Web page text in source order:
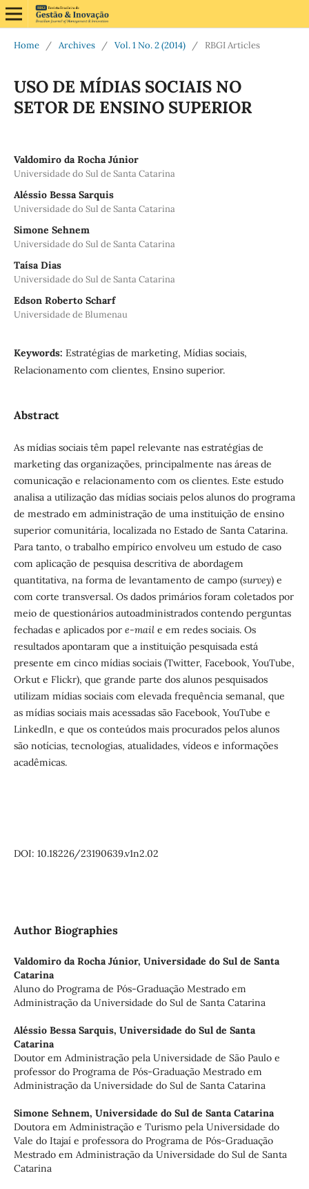
Home / Archives / Vol. 1 No. 2 (2014) / RBGI Articles
USO DE MÍDIAS SOCIAIS NO
SETOR DE ENSINO SUPERIOR
Valdomiro da Rocha Júnior
Universidade do Sul de Santa Catarina
Aléssio Bessa Sarquis
Universidade do Sul de Santa Catarina
Simone Sehnem
Universidade do Sul de Santa Catarina
Taísa Dias
Universidade do Sul de Santa Catarina
Edson Roberto Scharf
Universidade de Blumenau
Keywords: Estratégias de marketing, Mídias sociais,
Relacionamento com clientes, Ensino superior.
Abstract
As mídias sociais têm papel relevante nas estratégias de
marketing das organizações, principalmente nas áreas de
comunicação e relacionamento com os clientes. Este estudo
analisa a utilização das mídias sociais pelos alunos do programa
de mestrado em administração de uma instituição de ensino
superior comunitária, localizada no Estado de Santa Catarina.
Para tanto, o trabalho empírico envolveu um estudo de caso
com aplicação de pesquisa descritiva de abordagem
quantitativa, na forma de levantamento de campo (survey) e
com corte transversal. Os dados primários foram coletados por
meio de questionários autoadministrados contendo perguntas
fechadas e aplicados por e-maile em redes sociais. Os
resultados apontaram que a instituição pesquisada está
presente em cinco mídias sociais (Twitter, Facebook, YouTube,
Orkut e Flickr), que grande parte dos alunos pesquisados
utilizam mídias sociais com elevada frequência semanal, que
as mídias sociais mais acessadas são Facebook, YouTube e
Linkedln, e que os conteúdos mais procurados pelos alunos
são notícias, tecnologias, atualidades, vídeos e informações
acadêmicas.
DOI: 10.18226/23190639.v1n2.02
Author Biographies
Valdomiro da Rocha Júnior, Universidade do Sul de Santa
Catarina
Aluno do Programa de Pós-Graduação Mestrado em
Administração da Universidade do Sul de Santa Catarina
Aléssio Bessa Sarquis, Universidade do Sul de Santa
Catarina
Doutor em Administração pela Universidade de São Paulo e
professor do Programa de Pós-Graduação Mestrado em
Administração da Universidade do Sul de Santa Catarina
Simone Sehnem, Universidade do Sul de Santa Catarina
Doutora em Administração e Turismo pela Universidade do
Vale do Itajaí e professora do Programa de Pós-Graduação
Mestrado em Administração da Universidade do Sul de Santa
Catarina